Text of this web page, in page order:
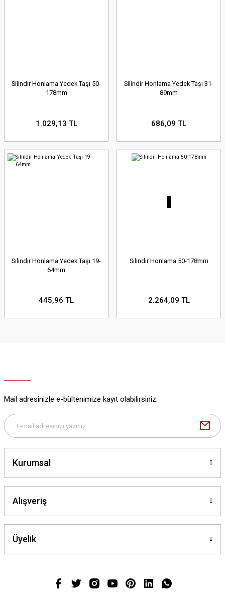
Silindir Honlama Yedek Taşı 50-
178mm
1.029,13 TL
Silindir Honlama Yedek Taşı 31-
89mm
686,09 TL
Silindir Honlama Yedek Taşı 19-
64mm
445,96 TL
Silindir Honlama 50-178mm
2.264,09 TL
Mail adresinizle e-bültenimize kayıt olabilirsiniz.
Kurumsal
Alışveriş
Üyelik